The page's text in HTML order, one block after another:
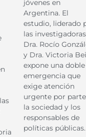
jóvenes en
Argentina. El
estudio, liderado
las investigadoras
Dra. Rocío
y Dra. Victoria
expone una doble
emergencia que
exige atención
urgente por
la sociedad y los
responsables de
políticas públicas.